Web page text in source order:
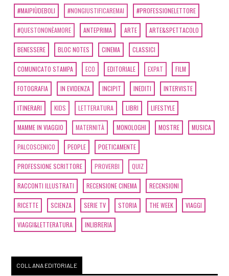
#MAIPIÙDEBOLI #NONGIUSTIFICAREMAI #PROFESSIONELETTORE
#QUESTONONÈAMORE ANTEPRIMA ARTE ARTE&SPETTACOLO
BENESSERE BLOC NOTES CINEMA CLASSICI
COMUNICATO STAMPA ECO EDITORIALE EXPAT FILM
FOTOGRAFIA IN EVIDENZA INCIPIT INEDITI INTERVISTE
ITINERARI KIDS LETTERATURA LIBRI LIFESTYLE
MAMME IN VIAGGIO MATERNITÀ MONOLOGHI MOSTRE MUSICA
PALCOSCENICO PEOPLE POETICAMENTE
PROFESSIONE SCRITTORE PROVERBI QUIZ
RACCONTI ILLUSTRATI RECENSIONE CINEMA RECENSIONI
RICETTE SCIENZA SERIE TV STORIA THE WEEK VIAGGI
VIAGGI&LETTERATURA INLIBRERIA
COLLANA EDITORIALE